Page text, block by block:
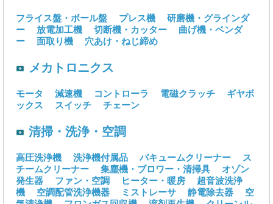
フライス盤・ボール盤 プレス機
研磨機・グラインダ
ー
放電加工機 切断機・カッター
曲げ機・ベンダ
ー
面取り機 穴あけ・ねじ締め
メカトロニクス
モータ 減速機 コントローラ 電磁クラッチ
ギヤボ
ックス
スイッチ チェーン
清掃・洗浄・空調
高圧洗浄機 洗浄機付属品 バキュームクリーナー
ス
チームクリーナー
集塵機・ブロワー・清掃具
オゾン
発生器
ファン・空調 ヒーター・暖房
超音波洗浄
機
空調配管洗浄機器 ミストレーサ 静電除去器
空